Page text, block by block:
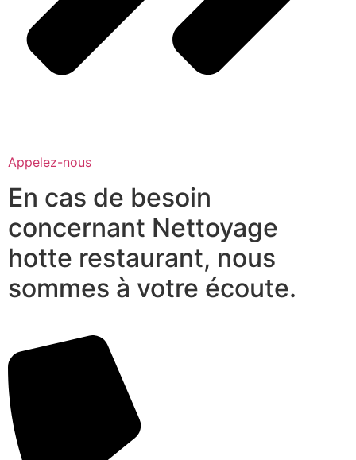
Appelez-nous
En cas de besoin
concernant Nettoyage
hotte restaurant, nous
sommes à votre écoute.